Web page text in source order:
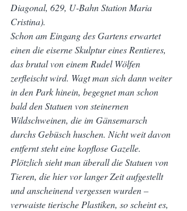
Diagonal, 629, U-Bahn Station Maria
Cristina).
Schon am Eingang des Gartens erwartet
einen die eiserne Skulptur eines Rentieres,
das brutal von einem Rudel Wölfen
zerfleischt wird. Wagt man sich dann weiter
in den Park hinein, begegnet man schon
bald den Statuen von steinernen
Wildschweinen, die im Gänsemarsch
durchs Gebüsch huschen. Nicht weit davon
entfernt steht eine kopflose Gazelle.
Plötzlich sieht man überall die Statuen von
Tieren, die hier vor langer Zeit aufgestellt
und anscheinend vergessen wurden –
verwaiste tierische Plastiken, so scheint es,